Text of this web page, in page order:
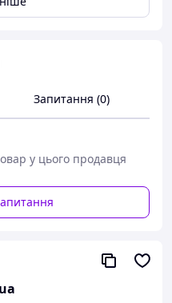
Тканина
Еластан 5%
наборі:1
Запитання (0)
у цього продавця